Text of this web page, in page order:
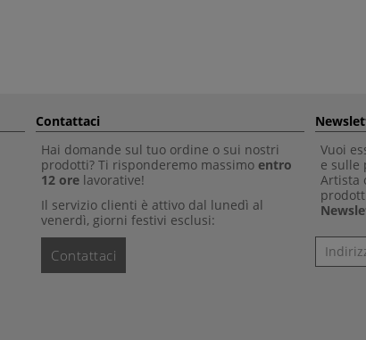
Contattaci
Hai domande sul tuo ordine o sui nostri
prodotti? Ti risponderemo massimo entro
12 ore lavorative!
Il servizio clienti è attivo dal lunedì al
venerdì, giorni festivi esclusi:
Contattaci
Vuoi
e sulle
Artista